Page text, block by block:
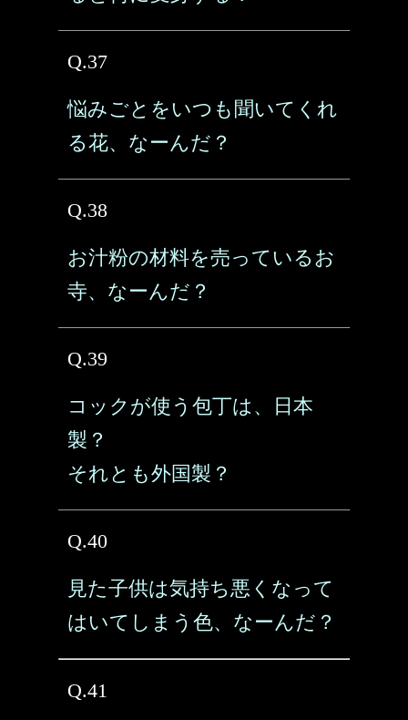
Q.37
悩みごとをいつも聞いてくれ
る花、なーんだ？
Q.38
お汁粉の材料を売っているお
寺、なーんだ？
Q.39
コックが使う包丁は、日本
製？
それとも外国製？
Q.40
見た子供は気持ち悪くなって
はいてしまう色、なーんだ？
Q.41